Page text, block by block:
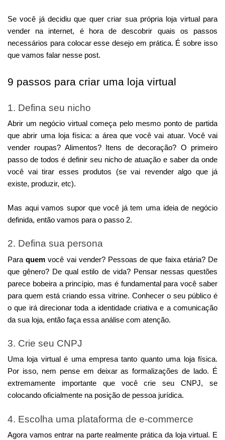
Se você já decidiu que quer criar sua própria loja virtual para
vender na internet, é hora de descobrir quais os passos
necessários para colocar esse desejo em prática. É sobre isso
que vamos falar nesse post.
9 passos para criar uma loja virtual
1. Defina seu nicho
Abrir um negócio virtual começa pelo mesmo ponto de partida
que abrir uma loja física: a área que você vai atuar. Você vai
vender roupas? Alimentos? Itens de decoração? O primeiro
passo de todos é definir seu nicho de atuação e saber da onde
você vai tirar esses produtos (se vai revender algo que já
existe, produzir, etc).
Mas aqui vamos supor que você já tem uma ideia de negócio
definida, então vamos para o passo 2.
2. Defina sua persona
Para quem você vai vender? Pessoas de que faixa etária? De
que gênero? De qual estilo de vida? Pensar nessas questões
parece bobeira a princípio, mas é fundamental para você saber
para quem está criando essa vitrine. Conhecer o seu público é
o que irá direcionar toda a identidade criativa e a comunicação
da sua loja, então faça essa análise com atenção.
3. Crie seu CNPJ
Uma loja virtual é uma empresa tanto quanto uma loja física.
Por isso, nem pense em deixar as formalizações de lado. É
extremamente importante que você crie seu CNPJ, se
colocando oficialmente na posição de pessoa jurídica.
4. Escolha uma plataforma de e-commerce
Agora vamos entrar na parte realmente prática da loja virtual. E